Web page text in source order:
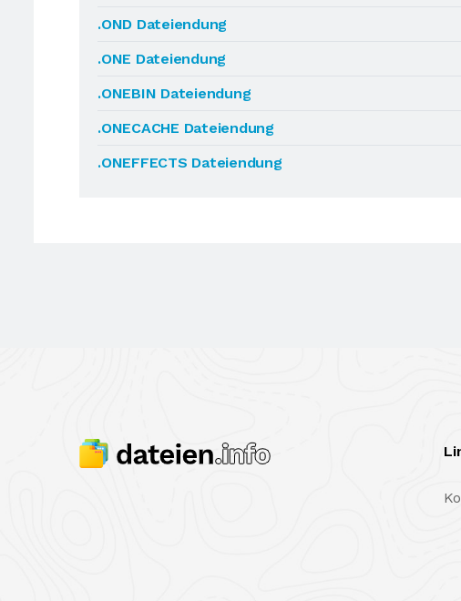
.OND Dateiendung
.ONE Dateiendung
.ONEBIN Dateiendung
.ONECACHE Dateiendung
.ONEFFECTS Dateiendung